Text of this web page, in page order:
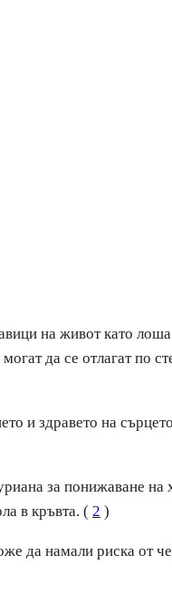
на живот като
да се отлагат по
и здравето на
за понижаване на
в кръвта. ( 2 )
да намали риска от